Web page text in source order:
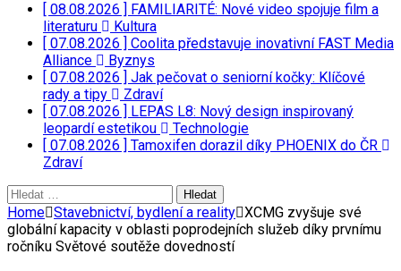
[ 08.08.2026 ] FAMILIARITÉ: Nové video spojuje film a
literaturu
Kultura
[ 07.08.2026 ] Coolita představuje inovativní FAST Media
Alliance
Byznys
[ 07.08.2026 ] Jak pečovat o seniorní kočky: Klíčové
rady a tipy
Zdraví
[ 07.08.2026 ] LEPAS L8: Nový design inspirovaný
leopardí estetikou
Technologie
[ 07.08.2026 ] Tamoxifen dorazil díky PHOENIX do ČR
Zdraví
Vyhledávání
Home Stavebnictví, bydlení a reality XCMG zvyšuje své
globální kapacity v oblasti poprodejních služeb díky prvnímu
ročníku Světové soutěže dovedností